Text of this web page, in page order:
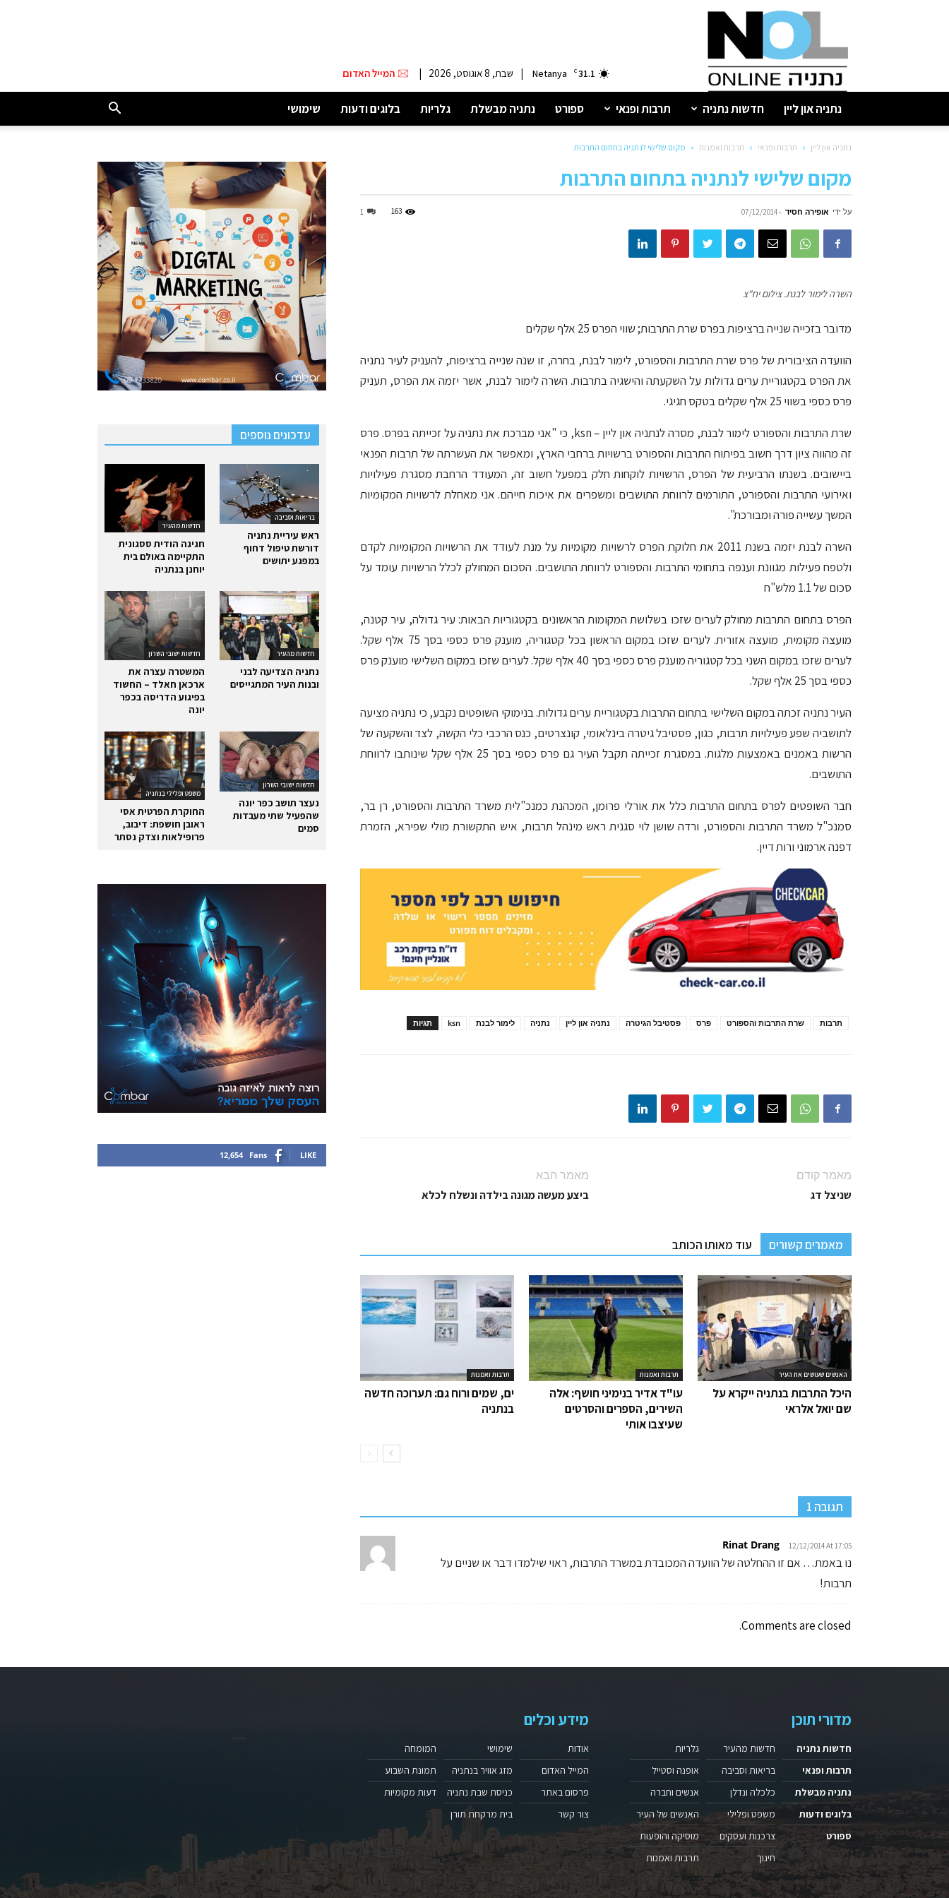
נתניה
31.1
C
Netanya
| שבת, 8 אוגוסט, 2026 | המייל האדום
נתניה און ליין חדשות נתניה תרבות ופנאי ספורט נתניה מבשלת גלריות בלוגים ודעות שימושי
נתניה און ליין תרבות ופנאי תרבות ואמנות מקום שלישי לנתניה בתחום התרבות
מקום שלישי לנתניה בתחום התרבות
על ידי אופירה חסיד -
07/12/2014
1 163
השרה לימור לבנת. צילום יח"צ
מדובר בזכייה שנייה ברציפות בפרס שרת התרבות; שווי הפרס 25 אלף שקלים
הוועדה הציבורית של פרס שרת התרבות והספורט, לימור לבנת, בחרה, זו שנה שנייה ברציפות, להעניק לעיר נתניה
את הפרס בקטגוריית ערים גדולות על השקעתה והישגיה בתרבות. השרה לימור לבנת, אשר יזמה את הפרס, תעניק
פרס כספי בשווי 25 אלף שקלים בטקס חגיגי.
שרת התרבות והספורט לימור לבנת, מסרה לנתניה און ליין – ksn, כי "אני מברכת את נתניה על זכייתה בפרס. פרס
זה מהווה ציון דרך חשוב בפיתוח התרבות והספורט ברשויות ברחבי הארץ, ומאפשר את העשרתה של תרבות הפנאי
ביישובים. בשנתו הרביעית של הפרס, הרשויות לוקחות חלק במפעל חשוב זה, המעודד הרחבת מסגרת פעילויות
ואירועי התרבות והספורט, התורמים לרווחת התושבים ומשפרים את איכות חייהם. אני מאחלת לרשויות המקומיות
המשך עשייה פורה ומבורכת".
השרה לבנת יזמה בשנת 2011 את חלוקת הפרס לרשויות מקומיות על מנת לעודד את הרשויות המקומיות לקדם
ולטפח פעילות מגוונת וענפה בתחומי התרבות והספורט לרווחת התושבים. הסכום המחולק לכלל הרשויות עומד על
סכום של 1.1 מלש"ח
הפרס בתחום התרבות מחולק לערים שזכו בשלושת המקומות הראשונים בקטגוריות הבאות: עיר גדולה, עיר קטנה,
מועצה מקומית, מועצה אזורית. לערים שזכו במקום הראשון בכל קטגוריה, מוענק פרס כספי בסך 75 אלף שקל.
לערים שזכו במקום השני בכל קטגוריה מוענק פרס כספי בסך 40 אלף שקל. לערים שזכו במקום השלישי מוענק פרס
כספי בסך 25 אלף שקל.
העיר נתניה זכתה במקום השלישי בתחום התרבות בקטגוריית ערים גדולות. בנימוקי השופטים נקבע, כי נתניה מציעה
לתושביה שפע פעילויות תרבות, כגון, פסטיבל גיטרה בינלאומי, קונצרטים, כנס הרכבי כלי הקשה, לצד והשקעה של
הרשות באמנים באמצעות מלגות. במסגרת זכייתה תקבל העיר גם פרס כספי בסך 25 אלף שקל שינותבו לרווחת
התושבים.
חבר השופטים לפרס בתחום התרבות כלל את אורלי פרומן, המכהנת כמנכ"לית משרד התרבות והספורט, רן בר,
סמנכ"ל משרד התרבות והספורט, ורדה שושן לוי סגנית ראש מינהל תרבות, איש התקשורת מולי שפירא, הזמרת
דפנה ארמוני ורות דיין.
תגיות ksn לימור לבנת נתניה נתניה און ליין פסטיבל הגיטרה פרס שרת התרבות והספורט תרבות
מאמר קודם
שניצל דג
מאמר הבא
ביצע מעשה מגונה בילדה ונשלח לכלא
מאמרים קשורים עוד מאותו הכותב
תרבות ואמנות
ים, שמים ורוח גם: תערוכה חדשה
בנתניה
תרבות ואמנות
עו"ד אדיר בנימיני חושף: אלה
השירים, הספרים והסרטים
שעיצבו אותי
האנשים שעושים את העיר
היכל התרבות בנתניה ייקרא על
שם יואל אלראי
תגובה 1
Rinat Drang 12/12/2014 At 17:05
נו באמת… אם זו ההחלטה של הוועדה המכובדת במשרד התרבות, ראוי שילמדו דבר או שניים על
תרבות!
Comments are closed.
עדכונים נוספים
חדשות מהעיר
חגיגה הודית ססגונית
התקיימה באולם בית
יוחנן בנתניה
בריאות וסביבה
ראש עיריית נתניה
דורשת טיפול דחוף
במפגע יתושים
חדשות ישובי השרון
המשטרה עצרה את
ארכאן חאלד – החשוד
בפיגוע הדריסה בכפר
יונה
חדשות מהעיר
נתניה הצדיעה לבני
ובנות העיר המתגייסים
משפט ופלילי בנתניה
החוקרת הפרטית אסי
ראובן חושפת: דיבוב,
פרופילאות וצדק נסתר
חדשות ישובי השרון
נעצר תושב כפר יונה
שהפעיל שתי מעבדות
סמים
12,654 Fans LIKE
מדורי תוכן
חדשות נתניה
תרבות ופנאי
נתניה מבשלת
בלוגים ודעות
ספורט
חדשות מהעיר
בריאות וסביבה
כלכלה ונדלן
משפט ופלילי
צרכנות ועסקים
חינוך
גלריות
אופנה וסטייל
אנשים וחברה
האנשים של העיר
מוסיקה והופעות
תרבות ואמנות
מידע וכלים
אודות
המייל האדום
פרסום באתר
צור קשר
שימושי
מזג אוויר בנתניה
כניסת שבת נתניה
בית מרקחת תורן
המומחה
תמונת השבוע
דעות מקומיות